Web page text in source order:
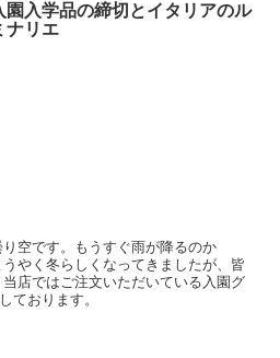
園入学品の締切とイタリアのル
ナリエ
空です。もうすぐ雨が降るのか
やく冬らしくなってきましたが、皆
店ではご注文いただいている入園グ
ております。